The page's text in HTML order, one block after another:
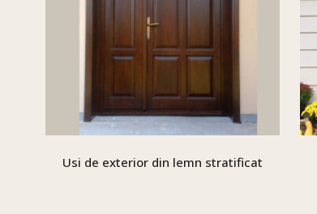
Usi de exterior din lemn stratificat